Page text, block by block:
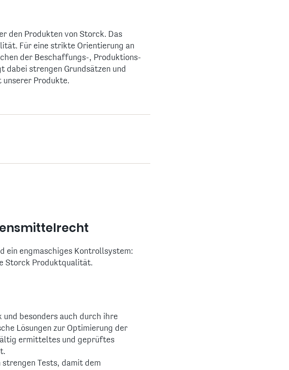
den Produkten von Storck. Das
Für eine strikte Orientierung an
der Beschaffungs-, Produktions-
strengen Grundsätzen und
Produkte.
ein engmaschiges Kontrollsystem:
Storck Produktqualität.
besonders auch durch ihre
Lösungen zur Optimierung der
ermitteltes und geprüftes
Tests, damit dem